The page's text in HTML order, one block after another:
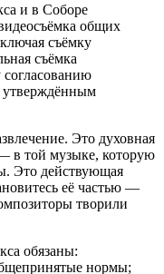
и в Соборе
общих
съёмку
съёмка
согласованию
утверждённым
Это духовная
в той музыке, которую
Это действующая
её частью —
творили
обязаны:
нормы;